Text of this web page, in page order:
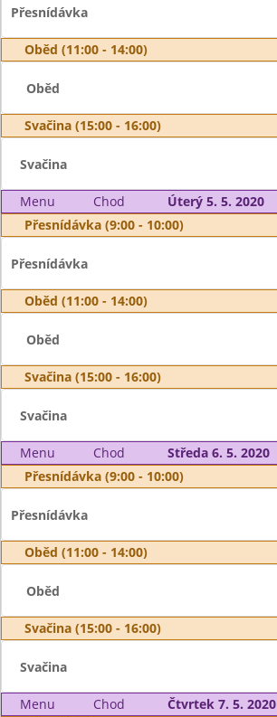
Přesnídávka
Oběd (11:00 - 14:00)
Oběd
Svačina (15:00 - 16:00)
Svačina
Menu Chod
Úterý 5. 5. 2020
Přesnídávka (9:00 - 10:00)
Přesnídávka
Oběd (11:00 - 14:00)
Oběd
Svačina (15:00 - 16:00)
Svačina
Menu Chod
Středa 6. 5. 2020
Přesnídávka (9:00 - 10:00)
Přesnídávka
Oběd (11:00 - 14:00)
Oběd
Svačina (15:00 - 16:00)
Svačina
Menu Chod
Čtvrtek 7. 5. 2020